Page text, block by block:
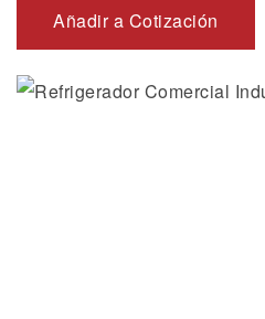
Añadir a Cotización